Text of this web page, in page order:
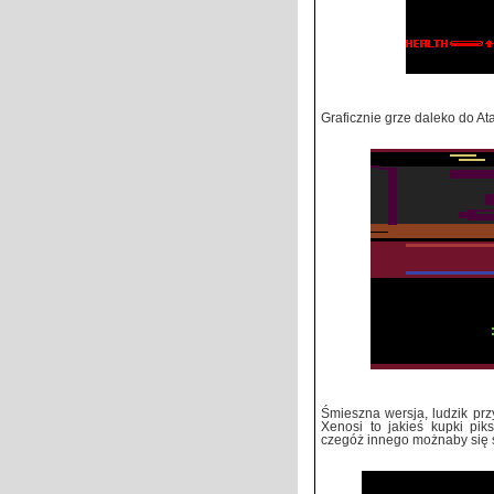
Graficznie grze daleko do
Śmieszna wersja, ludzik
Xenosi to jakieś kupki
czegóż innego możnaby się